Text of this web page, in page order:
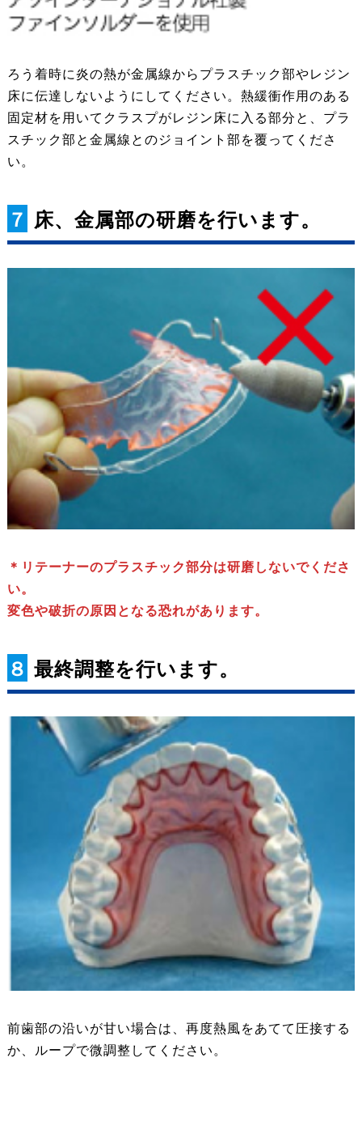
ろう着時に炎の熱が金属線からプラスチック部やレジン
床に伝達しないようにしてください。熱緩衝作用のある
固定材を用いてクラスプがレジン床に入る部分と、プラ
スチック部と金属線とのジョイント部を覆ってくださ
い。
７ 床、金属部の研磨を行います。
＊リテーナーのプラスチック部分は研磨しないでくださ
い。
変色や破折の原因となる恐れがあります。
８ 最終調整を行います。
前歯部の沿いが甘い場合は、再度熱風をあてて圧接する
か、ループで微調整してください。